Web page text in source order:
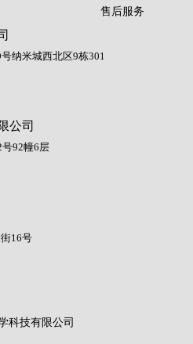
售后服务
纳米城西北区9栋301
公司
92幢6层
16号
科技有限公司